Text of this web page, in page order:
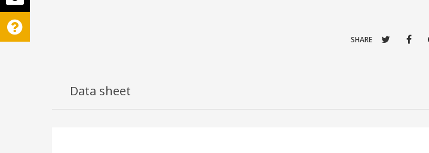
SHARE
Data sheet